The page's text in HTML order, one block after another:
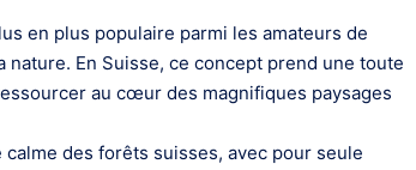
en plus populaire parmi les amateurs de
En Suisse, ce concept prend une toute
au cœur des magnifiques paysages
des forêts suisses, avec pour seule